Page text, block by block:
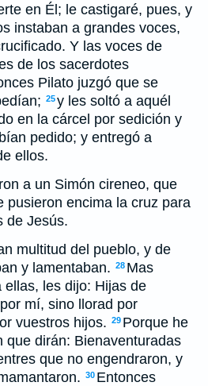
en Él; le castigaré, pues, y
instaban a grandes voces,
Y las voces de
de los sacerdotes
Pilato juzgó que se
25y les soltó a aquél
en la cárcel por sedición y
pedido; y entregó a
ellos.
a un Simón cireneo, que
pusieron encima la cruz para
de Jesús.
multitud del pueblo, y de
y lamentaban. 28 Mas
les dijo: Hijas de
mí, sino llorad por
vuestros hijos. 29 Porque he
que dirán: Bienaventuradas
que no engendraron, y
30 Entonces